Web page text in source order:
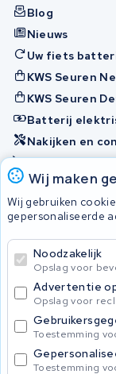
Wij maken
Wij gebruiken
gepersonaliseerde
Noodzakelijk
Opslag voor
Advertentie
Opslag voor
Toestemming
Toestemming
Blog
Nieuws
Uw fiets
KWS Seuren
KWS Seuren
Batterij
Nakijken en
Onherstelbaar
Accu's